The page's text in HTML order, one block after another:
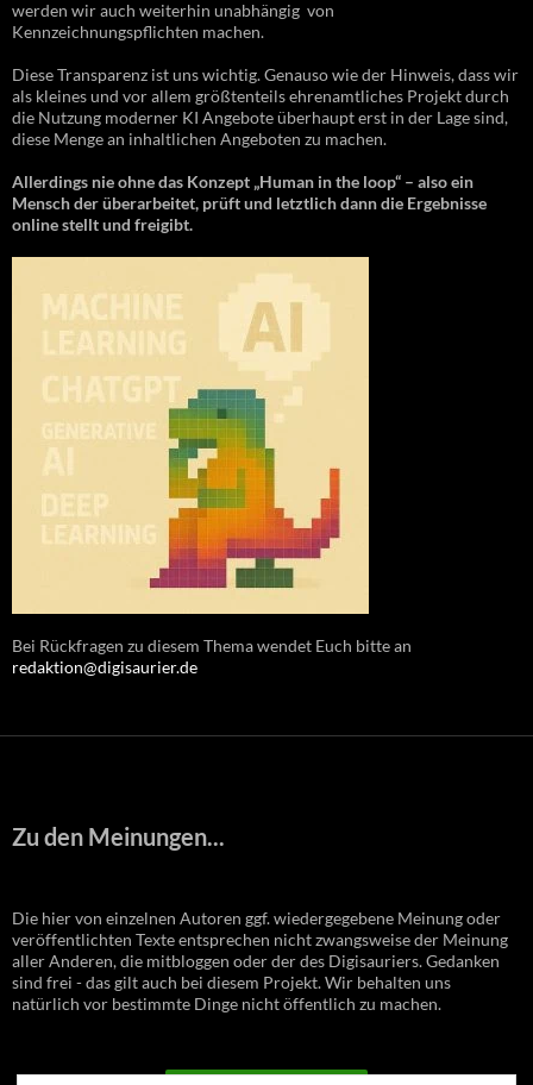
werden wir auch weiterhin unabhängig von
Kennzeichnungspflichten machen.
Diese Transparenz ist uns wichtig. Genauso wie der Hinweis, dass wir
als kleines und vor allem größtenteils ehrenamtliches Projekt durch
die Nutzung moderner KI Angebote überhaupt erst in der Lage sind,
diese Menge an inhaltlichen Angeboten zu machen.
Allerdings nie ohne das Konzept „Human in the loop“ – also ein
Mensch der überarbeitet, prüft und letztlich dann die Ergebnisse
online stellt und freigibt.
Bei Rückfragen zu diesem Thema wendet Euch bitte an
redaktion@digisaurier.de
Zu den Meinungen...
Die hier von einzelnen Autoren ggf. wiedergegebene Meinung oder
veröffentlichten Texte entsprechen nicht zwangsweise der Meinung
aller Anderen, die mitbloggen oder der des Digisauriers. Gedanken
sind frei - das gilt auch bei diesem Projekt. Wir behalten uns
natürlich vor bestimmte Dinge nicht öffentlich zu machen.